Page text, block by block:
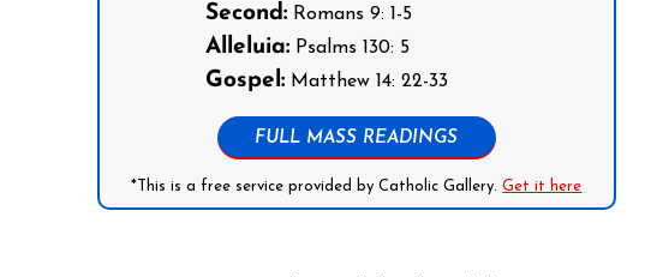
Second:Romans 9: 1-5
Alleluia:Psalms 130: 5
Gospel:Matthew 14: 22-33
FULL MASS READINGS
*This is a free service provided by Catholic Gallery.Get it here